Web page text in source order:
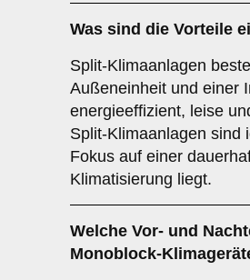
Was sind die Vorteile
Split-Klimaanlagen
Außeneinheit und einer
energieeffizient, leise
Split-Klimaanlagen sind
Fokus auf einer
Klimatisierung liegt.
Welche Vor- und
Monoblock-